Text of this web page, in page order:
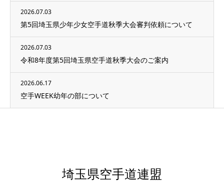
2026.07.03
第5回埼玉県少年少女空手道秋季大会審判依頼について
2026.07.03
令和8年度第5回埼玉県空手道秋季大会のご案内
2026.06.17
空手WEEK幼年の部について
埼玉県空手道連盟